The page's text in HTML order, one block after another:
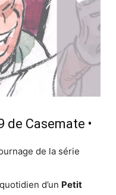
de Casemate •
de la série
d’un Petit